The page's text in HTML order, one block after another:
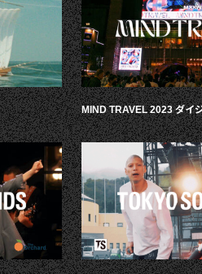
MIND TRAVEL 2023 ダイ